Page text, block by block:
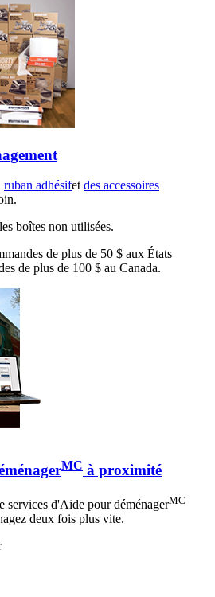
ruban adhésifet des accessoires
boîtes non utilisées.
de plus de 50 $ aux États
de plus de 100 $ au Canada.
MC à proximité
services d'Aide pour déménagerMC
deux fois plus vite.